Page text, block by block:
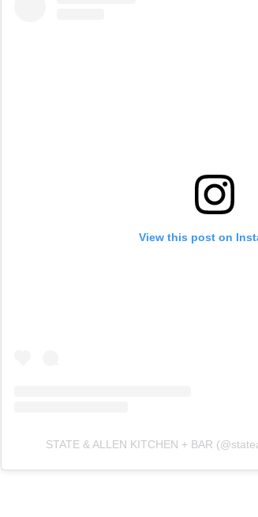
View this post on
STATE & ALLEN KITCHEN + BAR